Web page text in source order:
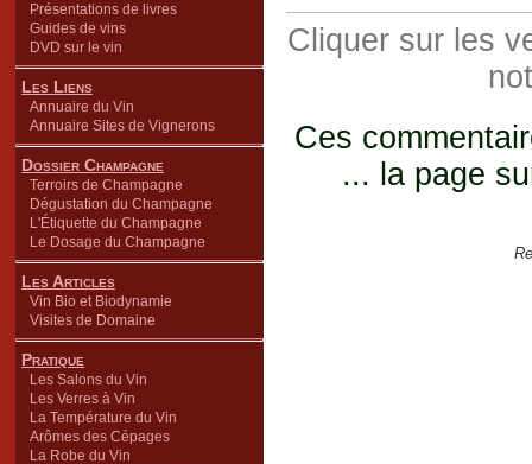
Présentations de livres
Guides de vins
DVD sur le vin
Les Liens
Annuaire du Vin
Annuaire Sites de Vignerons
Dossier Champagne
Terroirs de Champagne
Dégustation du Champagne
L'Étiquette du Champagne
Le Dosage du Champagne
Les Articles
Vin Bio et Biodynamie
Visites de Domaine
Pratique
Les Salons du Vin
Les Verres à Vin
La Température du Vin
Arômes des Cépages
La Robe du Vin
Cliquer sur les
Ces
... la page